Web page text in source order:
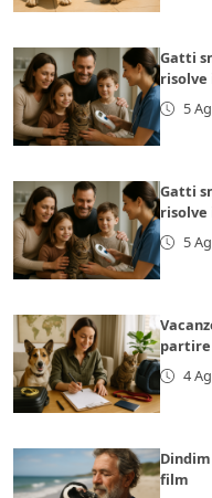
Gatti
risolve
5
Gatti
risolve
5
partire
4
film